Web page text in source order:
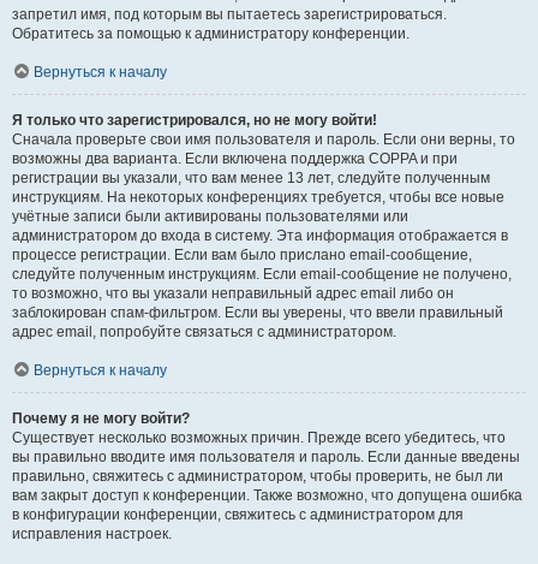
запретил имя, под которым вы пытаетесь зарегистрироваться.
Обратитесь за помощью к администратору конференции.
Вернуться к началу
Я только что зарегистрировался, но не могу войти!
Сначала проверьте свои имя пользователя и пароль. Если они верны, то
возможны два варианта. Если включена поддержка COPPA и при
регистрации вы указали, что вам менее 13 лет, следуйте полученным
инструкциям. На некоторых конференциях требуется, чтобы все новые
учётные записи были активированы пользователями или
администратором до входа в систему. Эта информация отображается в
процессе регистрации. Если вам было прислано email-сообщение,
следуйте полученным инструкциям. Если email-сообщение не получено,
то возможно, что вы указали неправильный адрес email либо он
заблокирован спам-фильтром. Если вы уверены, что ввели правильный
адрес email, попробуйте связаться с администратором.
Вернуться к началу
Почему я не могу войти?
Существует несколько возможных причин. Прежде всего убедитесь, что
вы правильно вводите имя пользователя и пароль. Если данные введены
правильно, свяжитесь с администратором, чтобы проверить, не был ли
вам закрыт доступ к конференции. Также возможно, что допущена ошибка
в конфигурации конференции, свяжитесь с администратором для
исправления настроек.